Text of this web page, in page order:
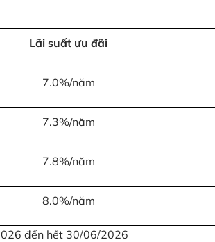
Lãi suất ưu đãi
7.0%/năm
7.3%/năm
7.8%/năm
8.0%/năm
đến hết 30/06/2026